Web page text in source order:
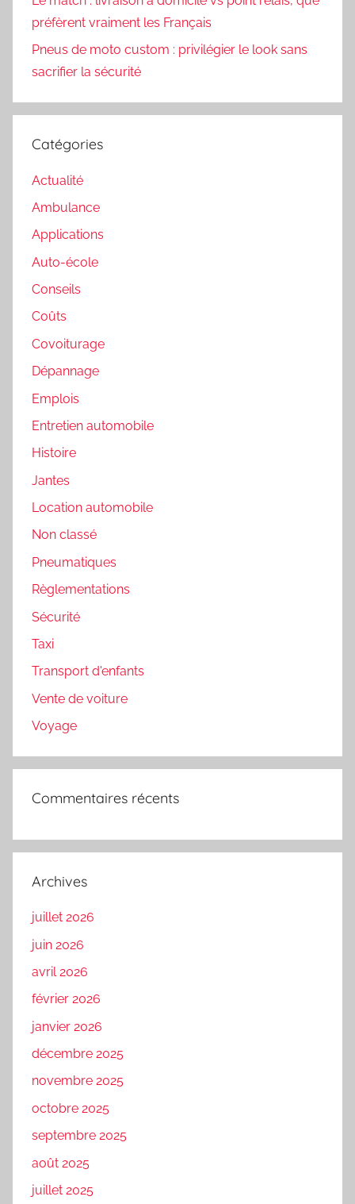
préfèrent vraiment les Français
Pneus de moto custom : privilégier le look sans
sacrifier la sécurité
Catégories
Actualité
Ambulance
Applications
Auto-école
Conseils
Coûts
Covoiturage
Dépannage
Emplois
Entretien automobile
Histoire
Jantes
Location automobile
Non classé
Pneumatiques
Règlementations
Sécurité
Taxi
Transport d'enfants
Vente de voiture
Voyage
Commentaires récents
Archives
juillet 2026
juin 2026
avril 2026
février 2026
janvier 2026
décembre 2025
novembre 2025
octobre 2025
septembre 2025
août 2025
juillet 2025